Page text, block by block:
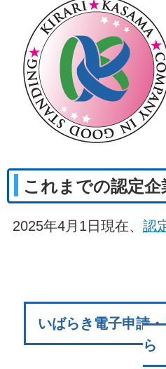
これまでの認定企
2025年4月1日現在、 認
いばらき電子申請
ら